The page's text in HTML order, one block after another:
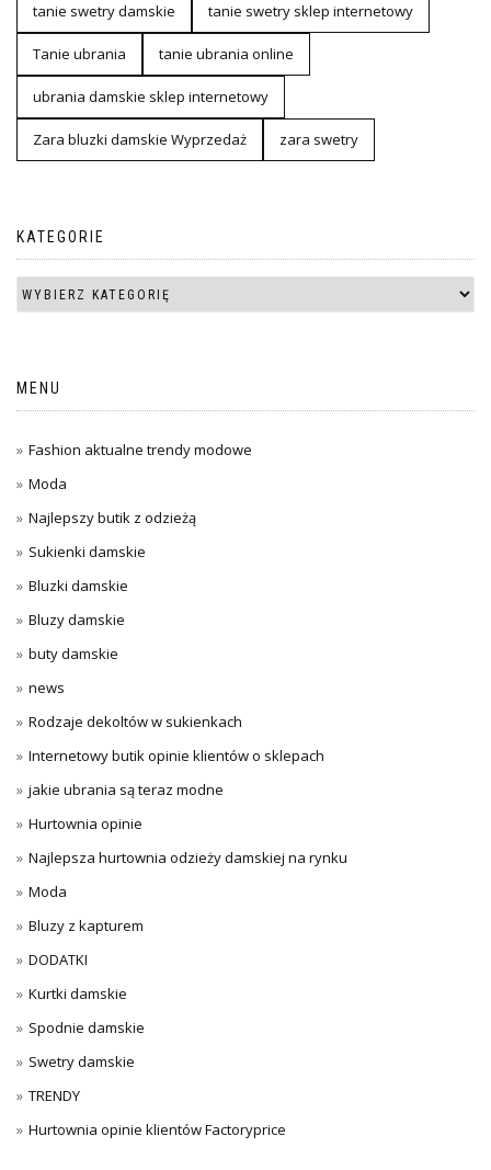
tanie swetry damskie tanie swetry sklep internetowy
Tanie ubrania tanie ubrania online
ubrania damskie sklep internetowy
Zara bluzki damskie Wyprzedaż zara swetry
KATEGORIE
MENU
Fashion aktualne trendy modowe
Moda
Najlepszy butik z odzieżą
Sukienki damskie
Bluzki damskie
Bluzy damskie
buty damskie
news
Rodzaje dekoltów w sukienkach
Internetowy butik opinie klientów o sklepach
jakie ubrania są teraz modne
Hurtownia opinie
Najlepsza hurtownia odzieży damskiej na rynku
Moda
Bluzy z kapturem
DODATKI
Kurtki damskie
Spodnie damskie
Swetry damskie
TRENDY
Hurtownia opinie klientów Factoryprice